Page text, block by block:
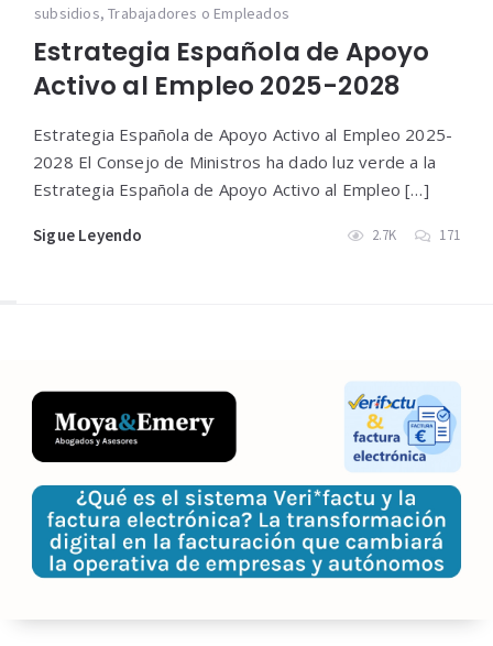
subsidios,Trabajadores o Empleados
Estrategia Española de Apoyo
Activo al Empleo 2025-2028
Estrategia Española de Apoyo Activo al Empleo 2025-
2028 El Consejo de Ministros ha dado luz verde a la
Estrategia Española de Apoyo Activo al Empleo […]
Sigue Leyendo 2.7K 171